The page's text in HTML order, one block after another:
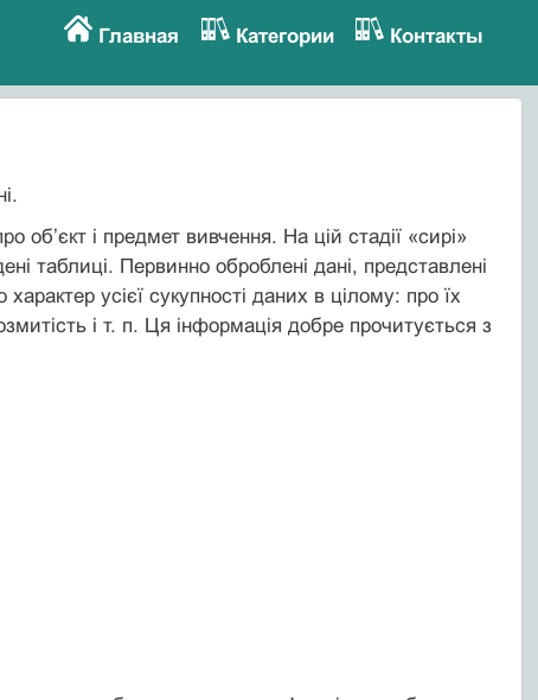
Главная Категории Контакты
об’єкт і предмет вивчення. На цій стадії «сирі»
таблиці. Первинно оброблені дані, представлені
усієї сукупності даних в цілому: про їх
і т. п. Ця інформація добре прочитується з